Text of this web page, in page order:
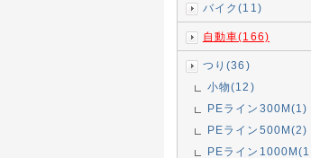
バイク(11)
自動車(166)
つり(36)
小物(12)
PEライン300M(1)
PEライン500M(2)
PEライン